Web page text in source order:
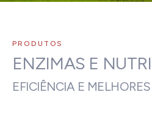
PRODUTOS
ENZIMAS E
EFICIÊNCIA E